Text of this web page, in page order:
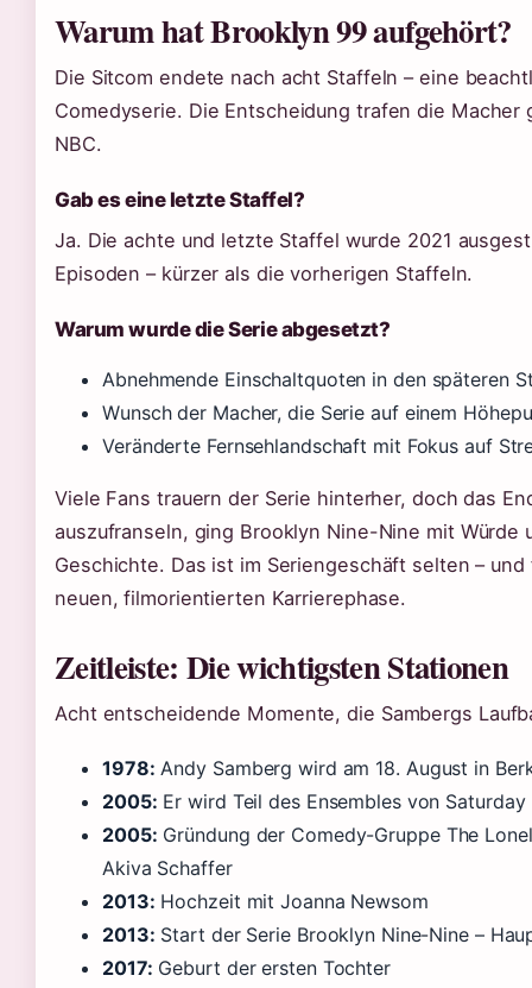
Warum hat Brooklyn 99 aufgehört?
Die Sitcom endete nach acht Staffeln – eine
Comedyserie. Die Entscheidung trafen die Macher
NBC.
Gab es eine letzte Staffel?
Ja. Die achte und letzte Staffel wurde 2021
Episoden – kürzer als die vorherigen Staffeln.
Warum wurde die Serie abgesetzt?
Abnehmende Einschaltquoten in den späteren
Wunsch der Macher, die Serie auf einem
Veränderte Fernsehlandschaft mit Fokus auf
Viele Fans trauern der Serie hinterher, doch das
auszufranseln, ging Brooklyn Nine-Nine mit Würde
Geschichte. Das ist im Seriengeschäft selten –
neuen, filmorientierten Karrierephase.
Zeitleiste: Die wichtigsten Stationen
Acht entscheidende Momente, die Sambergs
1978: Andy Samberg wird am 18. August in
2005: Er wird Teil des Ensembles von
2005: Gründung der Comedy-Gruppe The
Akiva Schaffer
2013: Hochzeit mit Joanna Newsom
2013: Start der Serie Brooklyn Nine-Nine –
2017: Geburt der ersten Tochter